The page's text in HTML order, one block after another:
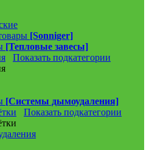
[Sonniger]
[Тепловые завесы]
Показать подкатегории
[Системы дымоудаления]
Показать подкатегории